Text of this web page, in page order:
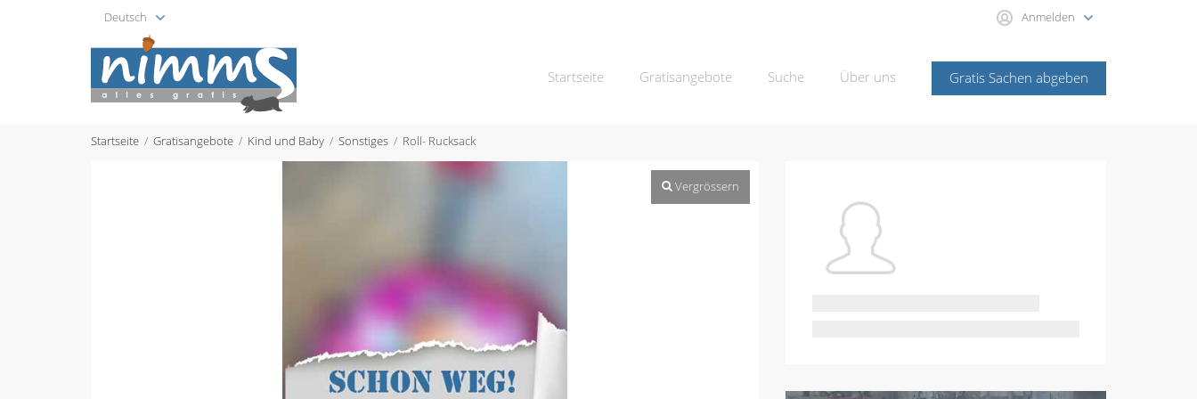
Deutsch Anmelden
Gratis Sachen abgeben
Startseite Gratisangebote Suche Über uns
Startseite Gratisangebote Kind und Baby Sonstiges Roll- Rucksack
Vergrössern